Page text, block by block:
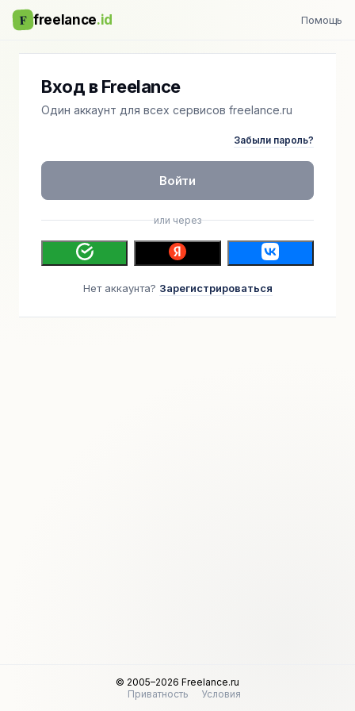
F freelance.id Помощь
Вход в Freelance
Один аккаунт для всех сервисов freelance.ru
Забыли пароль?
Войти
или через
Нет аккаунта? Зарегистрироваться
© 2005–2026 Freelance.ru
Приватность
Условия